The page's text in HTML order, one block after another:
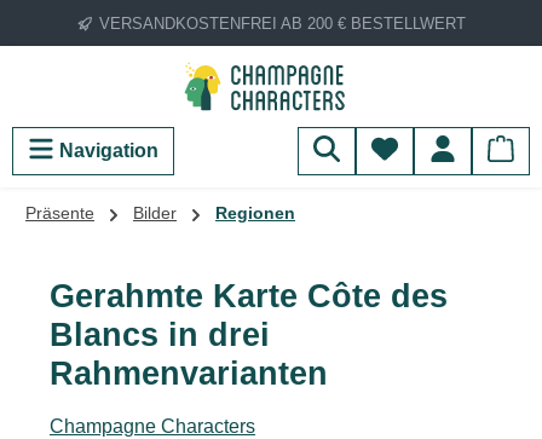
Zum Hauptinhalt springen
VERSANDKOSTENFREI AB 200 € BESTELLWERT
Navigation Du hast 0
Präsente Bilder Regionen
Gerahmte Karte Côte des
Blancs in drei
Rahmenvarianten
Champagne Characters